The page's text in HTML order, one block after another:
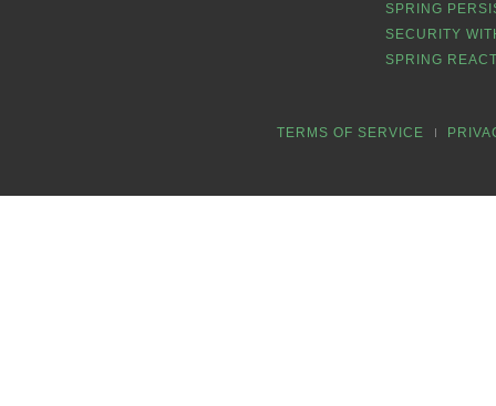
SPRING
SECURITY
SPRING
TERMS OF SERVICE